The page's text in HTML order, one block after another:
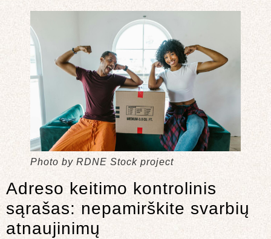
Photo by RDNE Stock project
Adreso keitimo kontrolinis
sąrašas: nepamirškite svarbių
atnaujinimų